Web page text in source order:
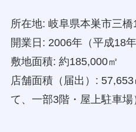
所在地: 岐阜県本巣市三橋
開業日: 2006年（平成18
敷地面積: 約185,000㎡
店舗面積（届出）:
て、一部3階・屋上駐車場